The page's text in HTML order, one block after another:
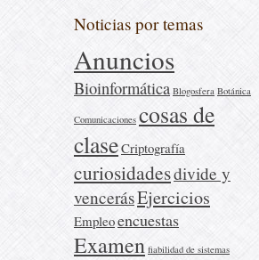
Noticias por temas
Anuncios
Bioinformática Blogosfera Botánica
Comunicaciones cosas de
claseCriptografía
curiosidadesdivide y
vencerásEjercicios
Empleoencuestas
Examen fiabilidad de sistemas